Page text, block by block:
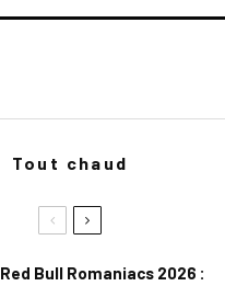
Tout chaud
Red Bull Romaniacs 2026 :